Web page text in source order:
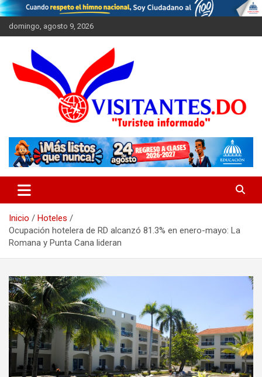
Saltar
al
contenido
domingo, agosto 9, 2026
Visitantes
Inicio
Hoteles
Ocupación hotelera de RD alcanzó 81.3% en enero-mayo: La
Romana y Punta Cana lideran